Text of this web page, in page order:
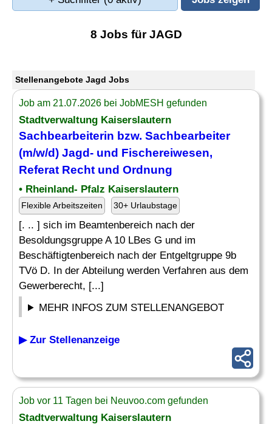
8 Jobs für JAGD
Stellenangebote Jagd Jobs
Job am 21.07.2026 bei JobMESH gefunden
Stadtverwaltung Kaiserslautern
Sachbearbeiterin bzw. Sachbearbeiter
(m/w/d) Jagd- und Fischereiwesen,
Referat Recht und Ordnung
• Rheinland- Pfalz Kaiserslautern
Flexible Arbeitszeiten 30+ Urlaubstage
[. .. ] sich im Beamtenbereich nach der
Besoldungsgruppe A 10 LBes G und im
Beschäftigtenbereich nach der Entgeltgruppe 9b
TVö D. In der Abteilung werden Verfahren aus dem
Gewerberecht, [...]
MEHR INFOS ZUM STELLENANGEBOT
▶ Zur Stellenanzeige
Job vor 11 Tagen bei Neuvoo.com gefunden
Stadtverwaltung Kaiserslautern